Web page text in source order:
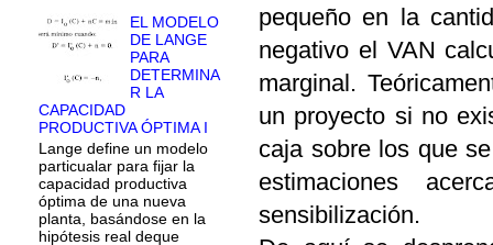
pequeño en la
negativo el VAN
marginal.
un proyecto si no
caja sobre los que
estimaciones
sensibilización.
EL MODELO
DE LANGE
PARA
DETERMINA
R LA
CAPACIDAD
PRODUCTIVA ÓPTIMA I
Lange define un modelo
particualar para fijar la
capacidad productiva
óptima de una nueva
planta, basándose en la
hipótesis real deque